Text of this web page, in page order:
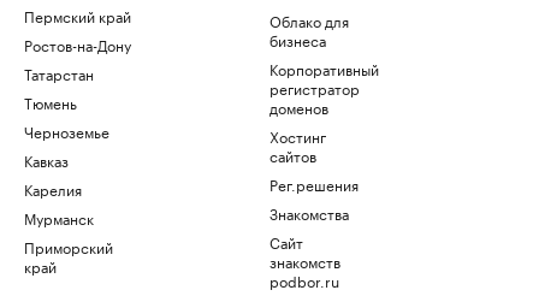
Пермский край
Ростов-на-Дону
Татарстан
Тюмень
Черноземье
Кавказ
Карелия
Мурманск
Приморский
край
Облако для
бизнеса
Корпоративный
регистратор
доменов
Хостинг
сайтов
Рег.решения
Знакомства
Сайт
знакомств
podbor.ru